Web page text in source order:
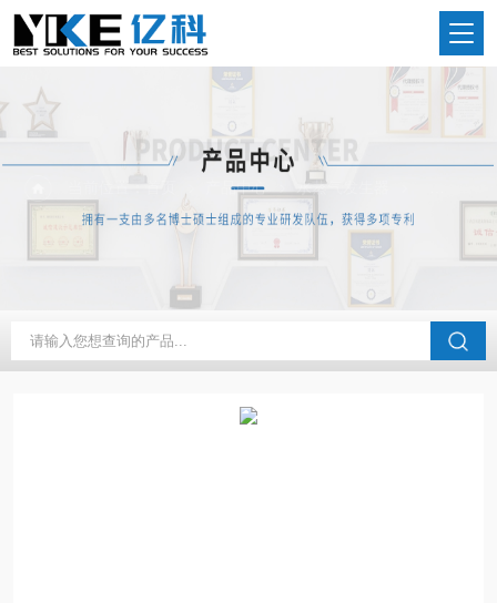
当前位置：首页 产品中心 水蒸气发生器